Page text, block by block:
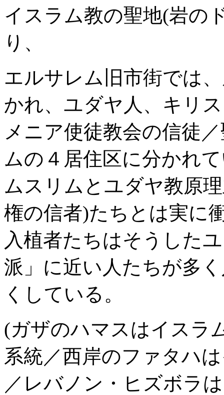
イスラム教の聖地(岩の
り、
エルサレム旧市街では
かれ、ユダヤ人、キリ
メニア使徒教会の信徒
ムの４居住区に分かれ
ムスリムとユダヤ教原
権の信者)たちとは実に
入植者たちはそうした
派」に近い人たちが多
くしている。
(ガザのハマスはイスラ
系統／西岸のファタハ
／レバノン・ヒズボラ